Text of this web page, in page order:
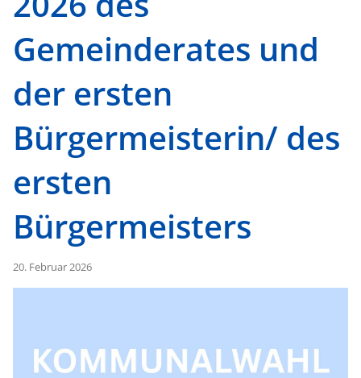
Gemeinderates und
der ersten
Bürgermeisterin/ des
ersten
Bürgermeisters
20. Februar 2026